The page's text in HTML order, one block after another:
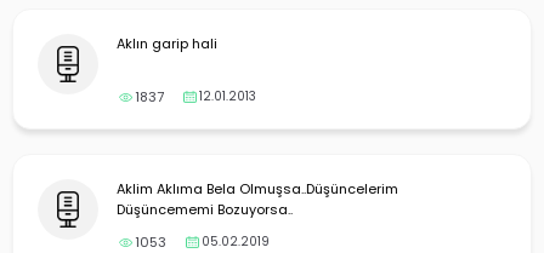
Aklın garip hali
1837 12.01.2013
Aklim Aklıma Bela Olmuşsa..Düşüncelerim
Düşüncememi Bozuyorsa..
1053
05.02.2019